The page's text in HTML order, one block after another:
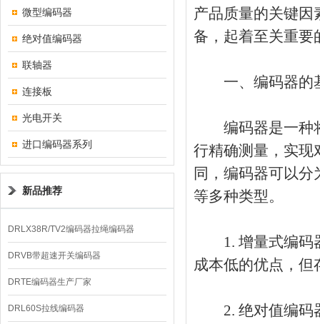
微型编码器
绝对值编码器
联轴器
连接板
光电开关
进口编码器系列
新品推荐
DRLX38R/TV2编码器拉绳编码器
DRVB带超速开关编码器
DRTE编码器生产厂家
DRL60S拉线编码器
产品质量的关键因
备，起着至关重要
一、编码器的
编码器是一种将
行精确测量，实现
同，编码器可以
等多种类型。
1. 增量式编码器
成本低的优点，但
2. 绝对值编码器